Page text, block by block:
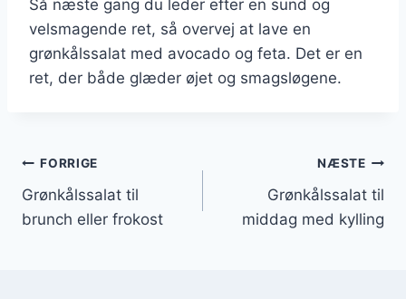
Så næste gang du leder efter en sund og
velsmagende ret, så overvej at lave en
grønkålssalat med avocado og feta. Det er en
ret, der både glæder øjet og smagsløgene.
Indlægsnavigation
FORRIGE
Grønkålssalat til
brunch eller frokost
NÆSTE
Grønkålssalat til
middag med kylling